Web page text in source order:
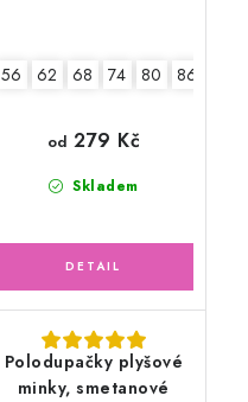
56 62 68 74 80 86
Skladem
od 279 Kč
Polodupačky plyšové
minky, smetanové